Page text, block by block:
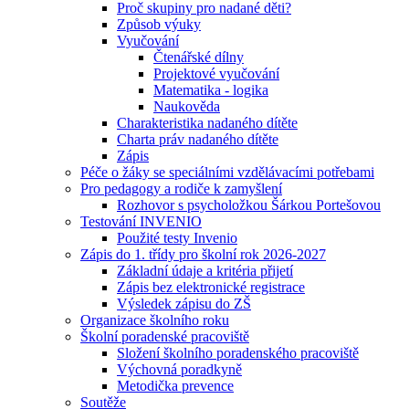
Proč skupiny pro nadané děti?
Způsob výuky
Vyučování
Čtenářské dílny
Projektové vyučování
Matematika - logika
Naukověda
Charakteristika nadaného dítěte
Charta práv nadaného dítěte
Zápis
Péče o žáky se speciálními vzdělávacími potřebami
Pro pedagogy a rodiče k zamyšlení
Rozhovor s psycholožkou Šárkou Portešovou
Testování INVENIO
Použité testy Invenio
Zápis do 1. třídy pro školní rok 2026-2027
Základní údaje a kritéria přijetí
Zápis bez elektronické registrace
Výsledek zápisu do ZŠ
Organizace školního roku
Školní poradenské pracoviště
Složení školního poradenského pracoviště
Výchovná poradkyně
Metodička prevence
Soutěže